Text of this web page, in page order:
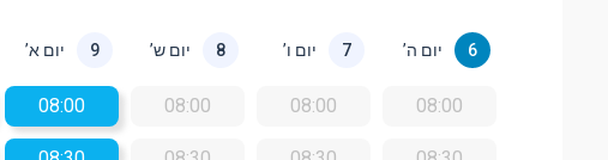
6 יום ה’
08:00
7 יום ו’
08:00
8 יום ש’
08:00
9 יום א’
08:00